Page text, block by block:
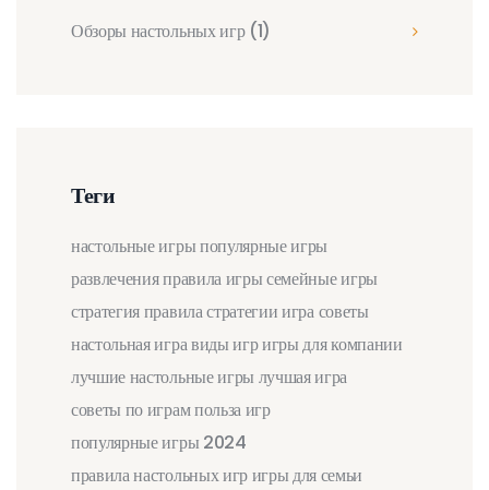
Обзоры настольных игр (1)
Теги
настольные игрыпопулярные игры
развлеченияправила игрысемейные игры
стратегияправиластратегиииграсоветы
настольная игравиды игригры для компании
лучшие настольные игры лучшая игра
советы по игрампольза игр
популярные игры 2024
правила настольных игригры для семьи